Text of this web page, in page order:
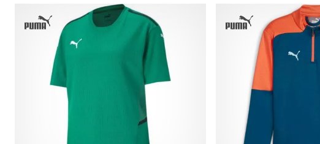
128 140 152 164 S M